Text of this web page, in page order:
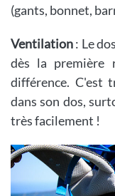
(gants, bonnet,
Ventilation: Le
dès la première
différence. C'est
dans son dos,
très facilement !